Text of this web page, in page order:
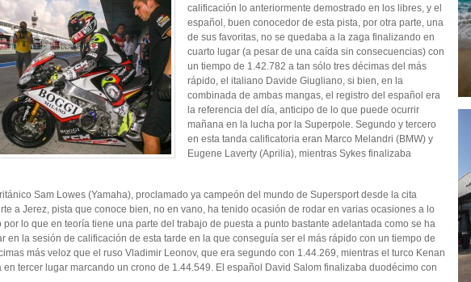
calificación lo anteriormente demostrado en los libres, y el
español, buen conocedor de esta pista, por otra parte, una
de sus favoritas, no se quedaba a la zaga finalizando en
cuarto lugar (a pesar de una caída sin consecuencias) con
un tiempo de 1.42.782 a tan sólo tres décimas del más
rápido, el italiano Davide Giugliano, si bien, en la
combinada de ambas mangas, el registro del español era
la referencia del día, anticipo de lo que puede ocurrir
mañana en la lucha por la Superpole. Segundo y tercero
en esta tanda calificatoria eran Marco Melandri (BMW) y
Eugene Laverty (Aprilia), mientras Sykes finalizaba
Sam Lowes (Yamaha), proclamado ya campeón del mundo de Supersport desde la cita
a Jerez, pista que conoce bien, no en vano, ha tenido ocasión de rodar en varias ocasiones a lo
por lo que en teoría tiene una parte del trabajo de puesta a punto bastante adelantada como se ha
en la sesión de calificación de esta tarde en la que conseguía ser el más rápido con un tiempo de
más veloz que el ruso Vladimir Leonov, que era segundo con 1.44.269, mientras el turco Kenan
en tercer lugar marcando un crono de 1.44.549. El español David Salom finalizaba duodécimo con